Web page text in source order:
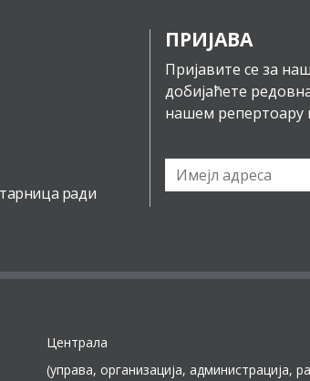
ради
ПРИЈАВА
Пријавите се за
добијаћете
нашем
Централа
(управа, организација, администрација,